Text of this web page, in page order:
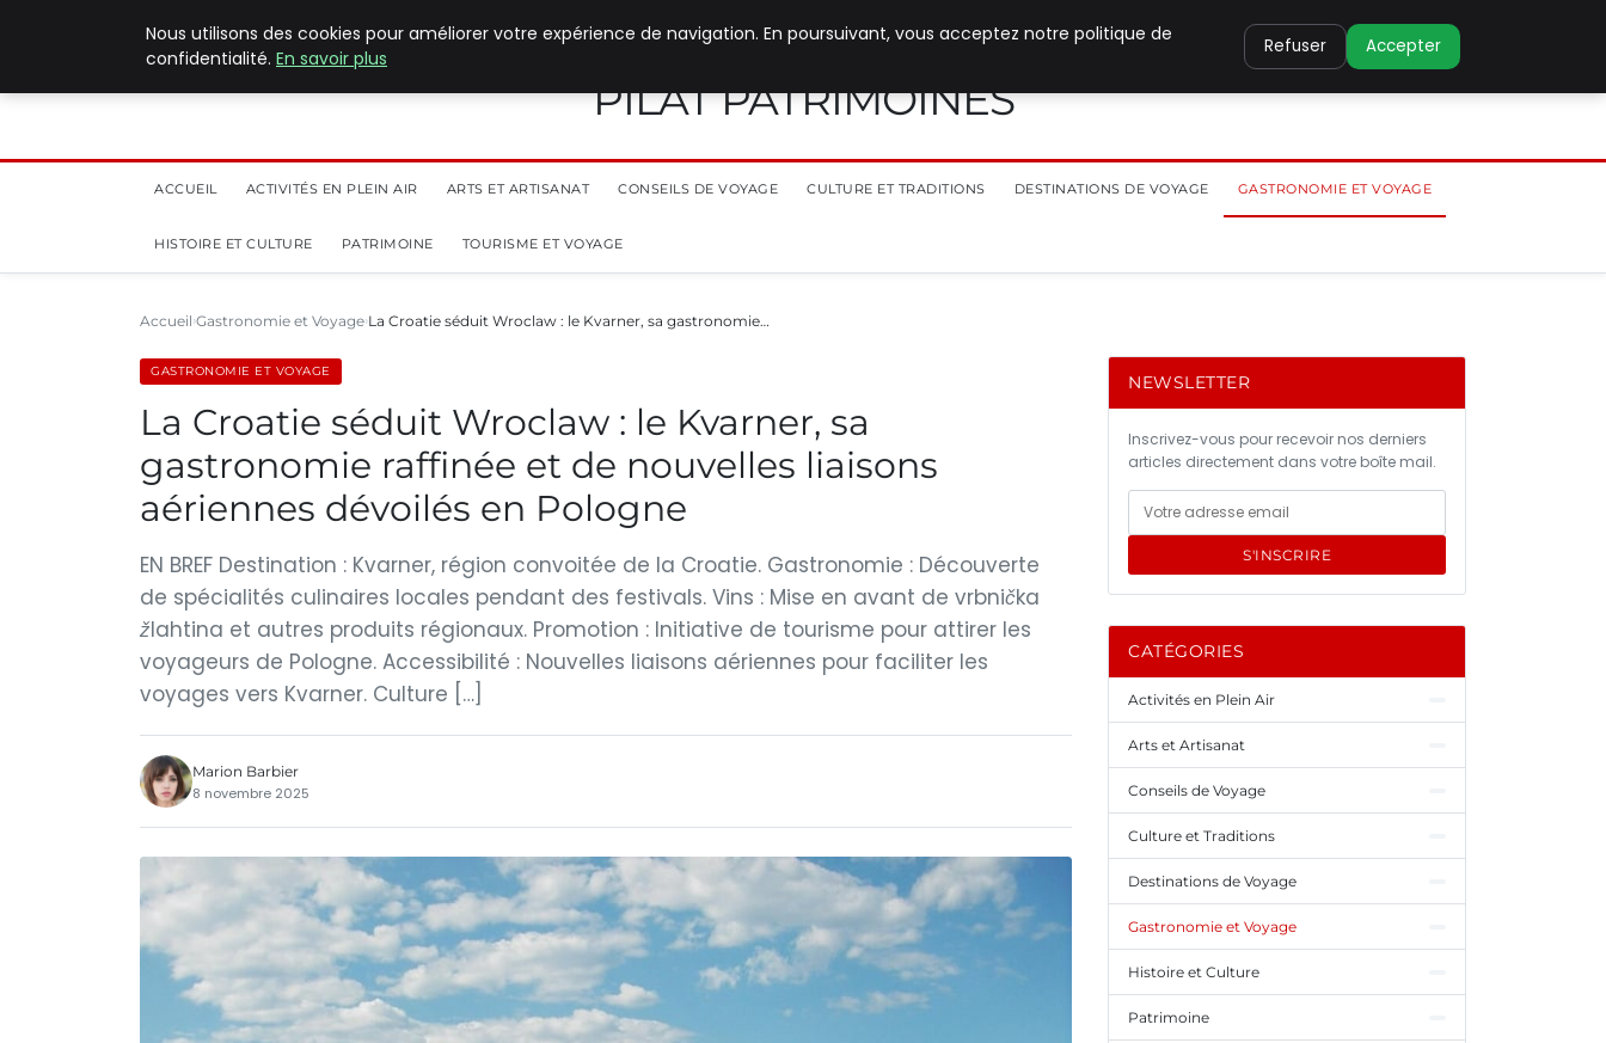
PILAT PATRIMOINES
ACCUEIL ACTIVITÉS EN PLEIN AIR ARTS ET ARTISANAT CONSEILS DE VOYAGE CULTURE ET TRADITIONS DESTINATIONS DE VOYAGE GASTRONOMIE ET VOYAGE
HISTOIRE ET CULTURE PATRIMOINE TOURISME ET VOYAGE
Accueil Gastronomie et Voyage La Croatie séduit Wroclaw : le Kvarner, sa gastronomie…
GASTRONOMIE ET VOYAGE
La Croatie séduit Wroclaw : le Kvarner, sa
gastronomie raffinée et de nouvelles liaisons
aériennes dévoilés en Pologne
EN BREF Destination : Kvarner, région convoitée de la Croatie. Gastronomie : Découverte
de spécialités culinaires locales pendant des festivals. Vins : Mise en avant de vrbnička
žlahtina et autres produits régionaux. Promotion : Initiative de tourisme pour attirer les
voyageurs de Pologne. Accessibilité : Nouvelles liaisons aériennes pour faciliter les
voyages vers Kvarner. Culture […]
Marion Barbier
8 novembre 2025
NEWSLETTER
Inscrivez-vous pour recevoir nos derniers
articles directement dans votre boîte mail.
S'INSCRIRE
CATÉGORIES
Activités en Plein Air
Arts et Artisanat
Conseils de Voyage
Culture et Traditions
Destinations de Voyage
Gastronomie et Voyage
Histoire et Culture
Patrimoine
Nous utilisons des cookies pour améliorer votre expérience de navigation. En poursuivant, vous acceptez notre politique de
confidentialité. En savoir plus
Refuser Accepter